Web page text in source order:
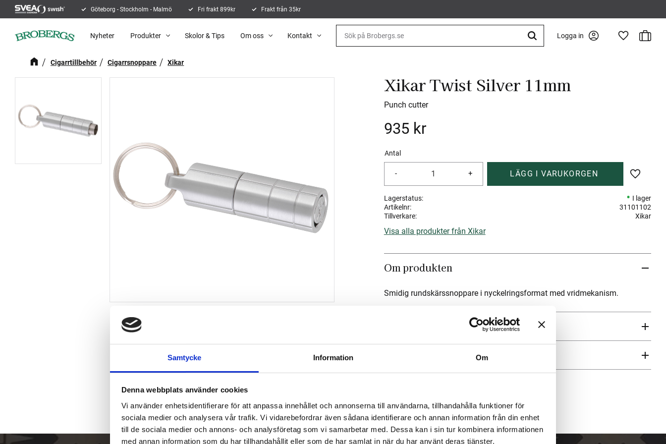
Samtycke Information Om
Denna webbplats använder cookies
Vi använder enhetsidentifierare för att anpassa innehållet och annonserna till användarna, tillhandahålla funktioner för
sociala medier och analysera vår trafik. Vi vidarebefordrar även sådana identifierare och annan information från din enhet
till de sociala medier och annons- och analysföretag som vi samarbetar med. Dessa kan i sin tur kombinera informationen
med annan information som du har tillhandahållit eller som de har samlat in när du har använt deras tjänster.
Göteborg - Stockholm - Malmö Fri frakt 899kr Frakt från 35kr
Logga in Favoriter
Nyheter Produkter Skolor & Tips Om oss Kontakt
Cigarrtillbehör Cigarrsnoppare Xikar
Xikar Twist Silver 11mm
Punch cutter
935kr
Antal
+
-
Lägg till
Lagerstatus
I lager
Artikelnr
31101102
Tillverkare
Xikar
Visa alla produkter från Xikar
Om produkten
Smidig rundskärssnoppare i nyckelringsformat med vridmekanism.